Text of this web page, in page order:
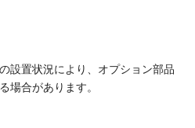
設置状況により、オプション部品
場合があります。